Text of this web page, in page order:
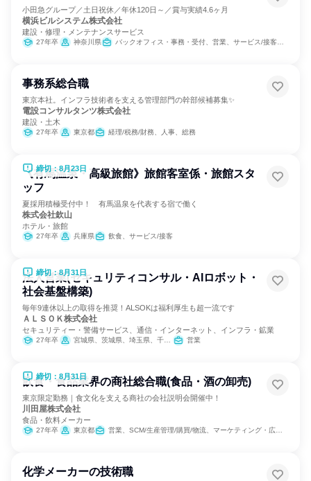
小田急グループ／土日祝休／年休120日～／賞与実績4.6ヶ月
横浜ビルシステム株式会社
建設・修理・メンテナンスサービス
27年卒 神奈川県 バックオフィス・事務・受付、営業、サービス/接客、人事
事務系総合職
東京本社。インフラ技術者を支える管理部門の幹部候補募集✨
電設コンサルタンツ株式会社
建設・土木
27年卒 東京都 経理/税務/財務、人事、総務
締切：8月23日
《有馬温泉・高級旅館》旅館客室係・旅館スタ
ッフ
夏採用積極受付中！ 有馬温泉を代表する宿で働く
株式会社欽山
ホテル・旅館
27年卒 兵庫県 飲食、サービス/接客
締切：8月31日
法人営業(セキュリティコンサル・AIロボット・
社会基盤構築)
毎年9連休以上の取得を推奨！ALSOKは福利厚生も超一流です
ＡＬＳＯＫ株式会社
セキュリティー・警備サービス、通信・インターネット、インフラ・鉱業
27年卒 宮城県、茨城県、埼玉県、千葉県、東京都、神奈川県、山梨県、長野県、静岡県、愛知県、滋賀県、京都府、大阪府、兵庫県、奈良県、和歌山県、岡山県、山口県、徳島県、香川県、高知県、福岡県、熊本県、大分県 営業
締切：8月31日
飲食・食品業界の商社総合職(食品・酒の卸売)
東京限定勤務｜食文化を支える商社の会社説明会開催中！
川田屋株式会社
食品・飲料メーカー
27年卒 東京都 営業、SCM/生産管理/購買/物流、マーケティング・広告・宣伝
化学メーカーの技術職